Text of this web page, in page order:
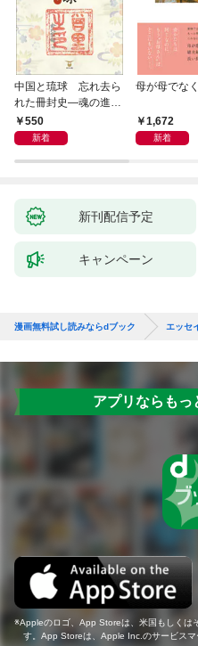
中国と琉球 忘れ去ら
れた冊封史―魂の進化
―550
新着
母が母でな
1,672
新着
新刊配信予定
キャンペーン
漫画無料試し読みならdブック エッセ
アプリならもっ
Appleのロゴ、App Storeは、米国もしくは
す。App Storeは、Apple Inc.のサービスマ